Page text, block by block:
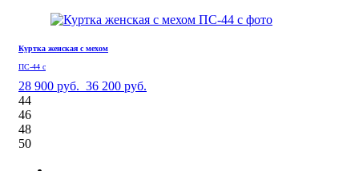
Куртка женская с мехом
ПС-44 с
28 900 руб. 36 200 руб.
44
46
48
50